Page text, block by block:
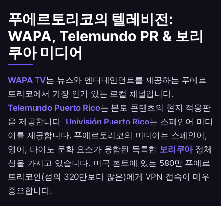
푸에르토리코의 텔레비전:
WAPA, Telemundo PR & 보리
쿠아 미디어
WAPA TV는 뉴스와 엔터테인먼트를 제공하는 푸에르
토리코에서 가장 인기 있는 로컬 채널입니다.
Telemundo Puerto Rico는 본토 콘텐츠의 현지 적응판
을 제공합니다. Univisión Puerto Rico는 스페인어 미디
어를 제공합니다. 푸에르토리코의 미디어는 스페인어,
영어, 타이노 문화 요소가 융합된 독특한 보리쿠아정체
성을 가지고 있습니다. 미국 본토에 있는 580만 푸에르
토리코인(섬의 320만보다 많은)에게 VPN 접속이 매우
중요합니다.